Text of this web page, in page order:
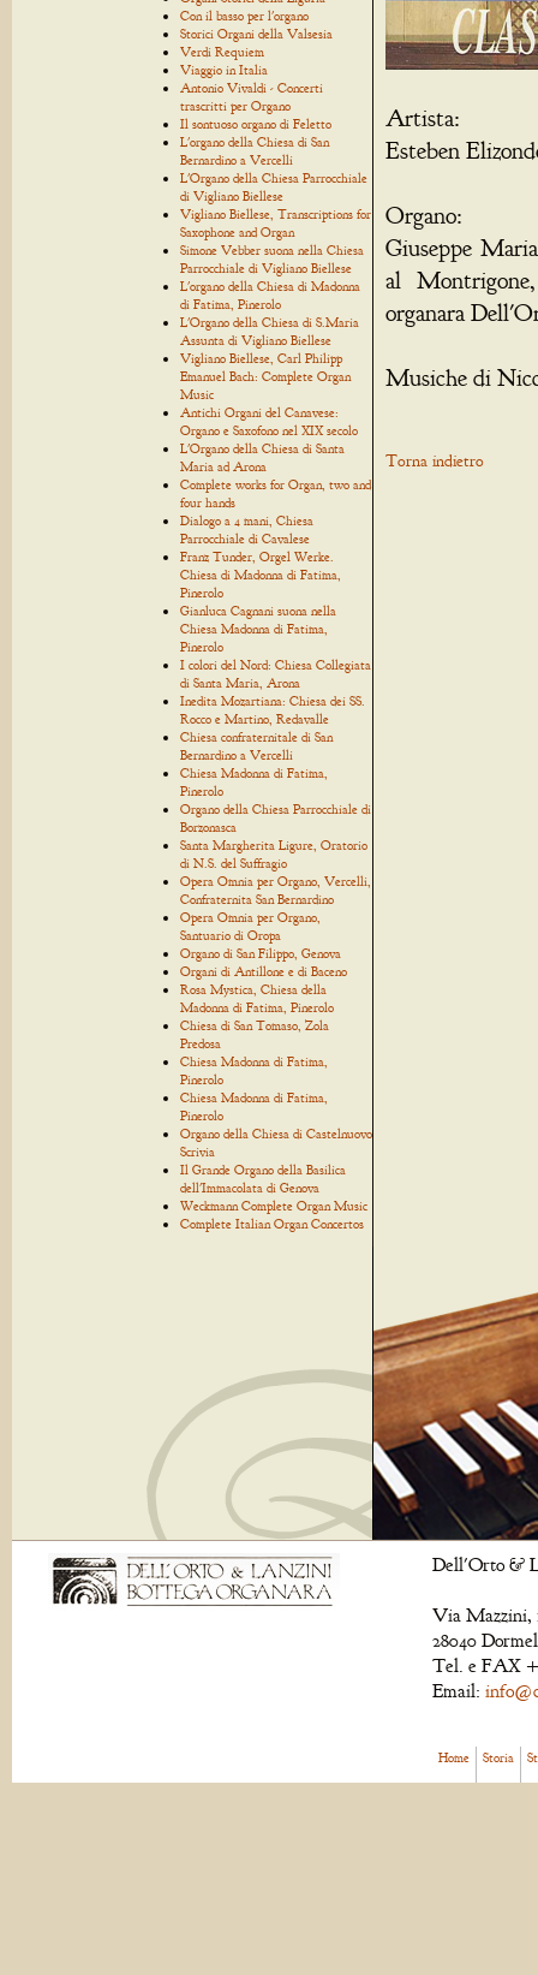
Con il basso per l'organo
Storici Organi della Valsesia
Verdi Requiem
Viaggio in Italia
Antonio Vivaldi - Concerti
trascritti per Organo
Il sontuoso organo di Feletto
L'organo della Chiesa di San
Bernardino a Vercelli
L'Organo della Chiesa Parrocchiale
di Vigliano Biellese
Vigliano Biellese, Transcriptions for
Saxophone and Organ
Simone Vebber suona nella Chiesa
Parrocchiale di Vigliano Biellese
L'organo della Chiesa di Madonna
di Fatima, Pinerolo
L'Organo della Chiesa di S.Maria
Assunta di Vigliano Biellese
Vigliano Biellese, Carl Philipp
Emanuel Bach: Complete Organ
Music
Antichi Organi del Canavese:
Organo e Saxofono nel XIX secolo
L'Organo della Chiesa di Santa
Maria ad Arona
Complete works for Organ, two and
four hands
Dialogo a 4 mani, Chiesa
Parrocchiale di Cavalese
Franz Tunder, Orgel Werke.
Chiesa di Madonna di Fatima,
Pinerolo
Gianluca Cagnani suona nella
Chiesa Madonna di Fatima,
Pinerolo
I colori del Nord: Chiesa Collegiata
di Santa Maria, Arona
Inedita Mozartiana: Chiesa dei SS.
Rocco e Martino, Redavalle
Chiesa confraternitale di San
Bernardino a Vercelli
Chiesa Madonna di Fatima,
Pinerolo
Organo della Chiesa Parrocchiale di
Borzonasca
Santa Margherita Ligure, Oratorio
di N.S. del Suffragio
Opera Omnia per Organo, Vercelli,
Confraternita San Bernardino
Opera Omnia per Organo,
Santuario di Oropa
Organo di San Filippo, Genova
Organi di Antillone e di Baceno
Rosa Mystica, Chiesa della
Madonna di Fatima, Pinerolo
Chiesa di San Tomaso, Zola
Predosa
Chiesa Madonna di Fatima,
Pinerolo
Chiesa Madonna di Fatima,
Pinerolo
Organo della Chiesa di Castelnuovo
Scrivia
Il Grande Organo della Basilica
dell'Immacolata di Genova
Weckmann Complete Organ Music
Complete Italian Organ Concertos
Artista:
Esteben
Organo:
Giuseppe
al
organara
Musiche di
Torna indietro
Dell'Orto &
Via Mazzini,
28040
Tel. e FAX
Email:
Home Storia